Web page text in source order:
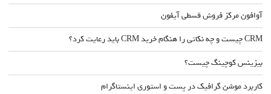
آوافون مرکز فروش قسطی آیفون
CRM چیست و چه نکاتی را هنگام خرید CRM باید رعایت کرد؟
بیزینس کوچینگ چیست؟
کاربرد موشن گرافیک در پست و استوری اینستاگرام